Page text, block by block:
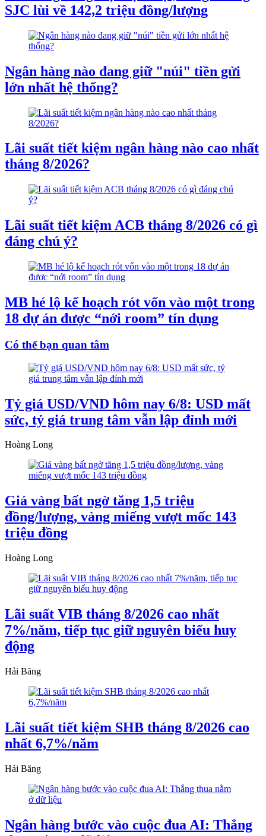
SJC lùi về 142,2 triệu đồng/lượng
Ngân hàng nào đang giữ "núi" tiền gửi
lớn nhất hệ thống?
Lãi suất tiết kiệm ngân hàng nào cao nhất
tháng 8/2026?
Lãi suất tiết kiệm ACB tháng 8/2026 có gì
đáng chú ý?
MB hé lộ kế hoạch rót vốn vào một trong
18 dự án được “nới room” tín dụng
Có thể bạn quan tâm
Tỷ giá USD/VND hôm nay 6/8: USD mất
sức, tỷ giá trung tâm vẫn lập đỉnh mới
Hoàng Long
Giá vàng bất ngờ tăng 1,5 triệu
đồng/lượng, vàng miếng vượt mốc 143
triệu đồng
Hoàng Long
Lãi suất VIB tháng 8/2026 cao nhất
7%/năm, tiếp tục giữ nguyên biểu huy
động
Hải Băng
Lãi suất tiết kiệm SHB tháng 8/2026 cao
nhất 6,7%/năm
Hải Băng
Ngân hàng bước vào cuộc đua AI: Thắng